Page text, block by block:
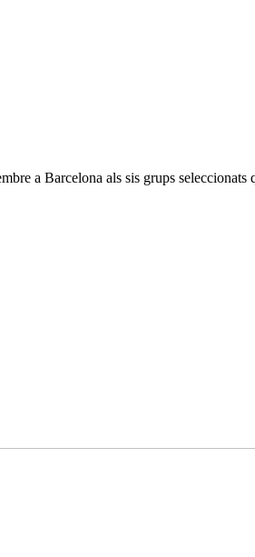
a Barcelona als sis grups seleccionats